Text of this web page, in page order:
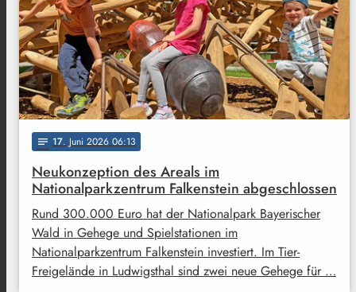
notes 17. Juni 2026 06:13
Neukonzeption des Areals im
Nationalparkzentrum Falkenstein abgeschlossen
Rund 300.000 Euro hat der Nationalpark Bayerischer
Wald in Gehege und Spielstationen im
Nationalparkzentrum Falkenstein investiert. Im Tier-
Freigelände in Ludwigsthal sind zwei neue Gehege für …